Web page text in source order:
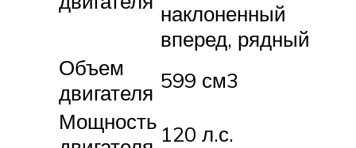
наклоненный
вперед, рядный
Объем
двигателя 599 см3
Мощность 120 л.с.